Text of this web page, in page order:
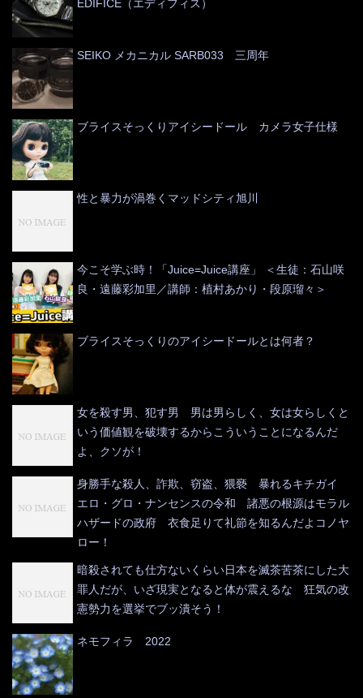
EDIFICE（エディフィス）
SEIKO メカニカル SARB033 三周年
ブライスそっくりアイシードール カメラ女子仕様
性と暴力が渦巻くマッドシティ旭川
今こそ学ぶ時！「Juice=Juice講座」 ＜生徒：石山咲
良・遠藤彩加里／講師：植村あかり・段原瑠々＞
ブライスそっくりのアイシードールとは何者？
女を殺す男、犯す男 男は男らしく、女は女らしくと
いう価値観を破壊するからこういうことになるんだ
よ、クソが！
身勝手な殺人、詐欺、窃盗、猥褻 暴れるキチガイ
エロ・グロ・ナンセンスの令和 諸悪の根源はモラル
ハザードの政府 衣食足りて礼節を知るんだよコノヤ
ロー！
暗殺されても仕方ないくらい日本を滅茶苦茶にした大
罪人だが、いざ現実となると体が震えるな 狂気の改
憲勢力を選挙でブッ潰そう！
ネモフィラ 2022